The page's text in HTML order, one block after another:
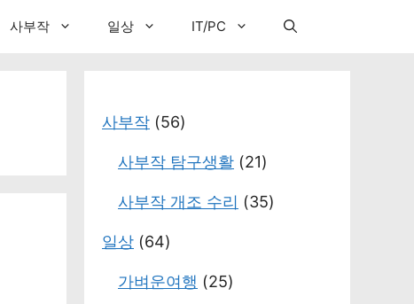
사부작 일상 IT/PC
사부작 (56)
사부작 탐구생활 (21)
사부작 개조 수리 (35)
일상 (64)
가벼운여행 (25)